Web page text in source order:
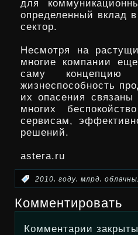
для
определенный вклад
сектор.
Несмотря на
многие компании
саму
жизнеспособность
их опасения связаны
многих
сервисам,
решений.
astera.ru
2010, году, млрд,
Комментировать
Комментарии